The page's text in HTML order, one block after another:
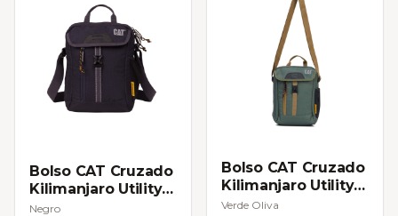
Bolso CAT Cruzado
Kilimanjaro Utility
Bag
Negro
Bolso CAT Cruzado
Kilimanjaro Utility
Bag
Verde Oliva